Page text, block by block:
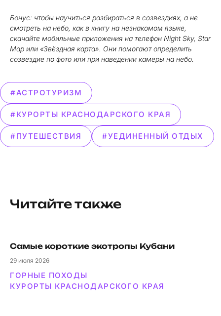
Бонус: чтобы научиться разбираться в созвездиях, а не
смотреть на небо, как в книгу на незнакомом языке,
скачайте мобильные приложения на телефон Night Sky, Star
Map или «Звёздная карта». Они помогают определить
созвездие по фото или при наведении камеры на небо.
#АСТРОТУРИЗМ
#КУРОРТЫ КРАСНОДАРСКОГО КРАЯ
#ПУТЕШЕСТВИЯ #УЕДИНЕННЫЙ ОТДЫХ
Читайте также
Самые короткие экотропы Кубани
29 июля 2026
ГОРНЫЕ ПОХОДЫ
КУРОРТЫ КРАСНОДАРСКОГО КРАЯ